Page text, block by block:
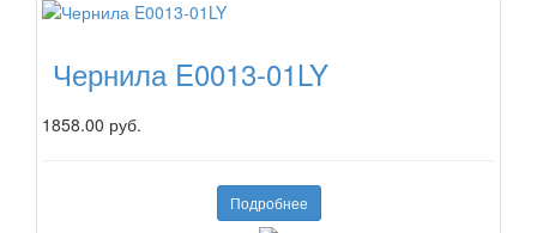
Чернила E0013-01LY
1858.00 руб.
Подробнее